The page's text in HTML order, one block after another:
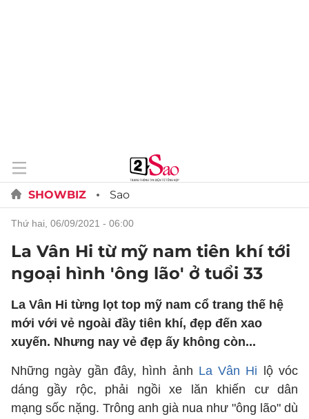
SHOWBIZ Sao
thứ hai, 06/09/2021 - 06:00
La Vân Hi từ mỹ nam tiên khí tới
ngoại hình 'ông lão' ở tuổi 33
La Vân Hi từng lọt top mỹ nam cổ trang thế hệ
mới với vẻ ngoài đầy tiên khí, đẹp đến xao
xuyến. Nhưng nay vẻ đẹp ấy không còn...
Những ngày gần đây, hình ảnh La Vân Hi lộ vóc
dáng gầy rộc, phải ngồi xe lăn khiến cư dân
mạng sốc nặng. Trông anh già nua như "ông lão" dù